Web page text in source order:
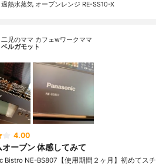
過熱水蒸気 オーブンレンジ RE-SS10-X
二児のママ カフェwワークママ
ベルガモット
4.00
オーブン 体感してみて
Bistro NE-BS807【使用期間２ヶ月】初めてスチ